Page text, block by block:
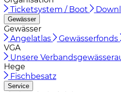
Ticketsystem / Boot
Gewässer
Gewässer
Angelatlas
Gewässerfonds
VGA
Unsere
Hege
Fischbesatz
Service